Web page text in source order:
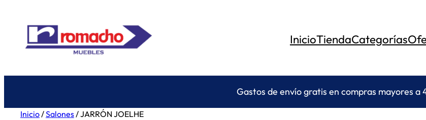
contenido
InicioTiendaCategorías
Gastos de envío gratis en compras mayores a
Inicio /Salones / JARRÓN JOELHE